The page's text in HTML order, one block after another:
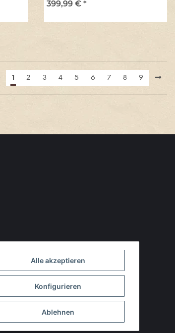
399,99 € *
1 2 3 4 5 6 7 8 9
Alle akzeptieren
Konfigurieren
Ablehnen